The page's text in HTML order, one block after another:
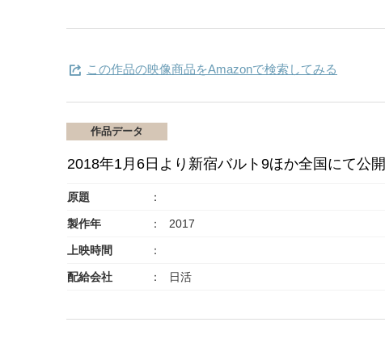
この作品の映像商品をAmazonで検索してみる
作品データ
2018年1月6日より新宿バルト9ほか全国にて公開
原題
製作年 2017
上映時間
配給会社 日活